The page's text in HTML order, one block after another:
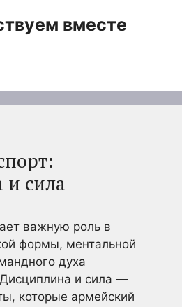
вместе
сила
важную роль в
формы, ментальной
духа
и сила —
которые армейский